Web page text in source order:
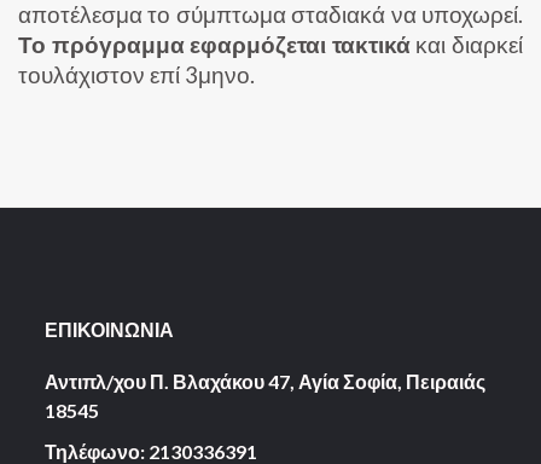
αποτέλεσμα το σύμπτωμα σταδιακά να υποχωρεί.
Το πρόγραμμα εφαρμόζεται τακτικάκαι διαρκεί
τουλάχιστον επί 3μηνο.
ΕΠΙΚΟΙΝΩΝΙΑ
Αντιπλ/χου Π. Βλαχάκου 47, Αγία Σοφία, Πειραιάς
18545
Τηλέφωνο: 2130336391